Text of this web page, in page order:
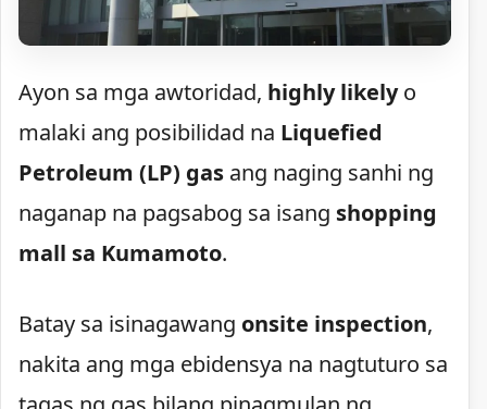
Ayon sa mga awtoridad, highly likelyo
malaki ang posibilidad na Liquefied
Petroleum (LP) gas ang naging sanhi ng
naganap na pagsabog sa isang shopping
mall sa Kumamoto.
Batay sa isinagawang onsite inspection,
nakita ang mga ebidensya na nagtuturo sa